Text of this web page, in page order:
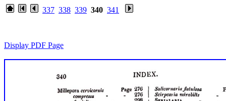
337 338 339 340 341
Display PDF Page